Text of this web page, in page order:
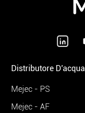
Distributore D'acqua
Mejec - PS
Mejec - AF